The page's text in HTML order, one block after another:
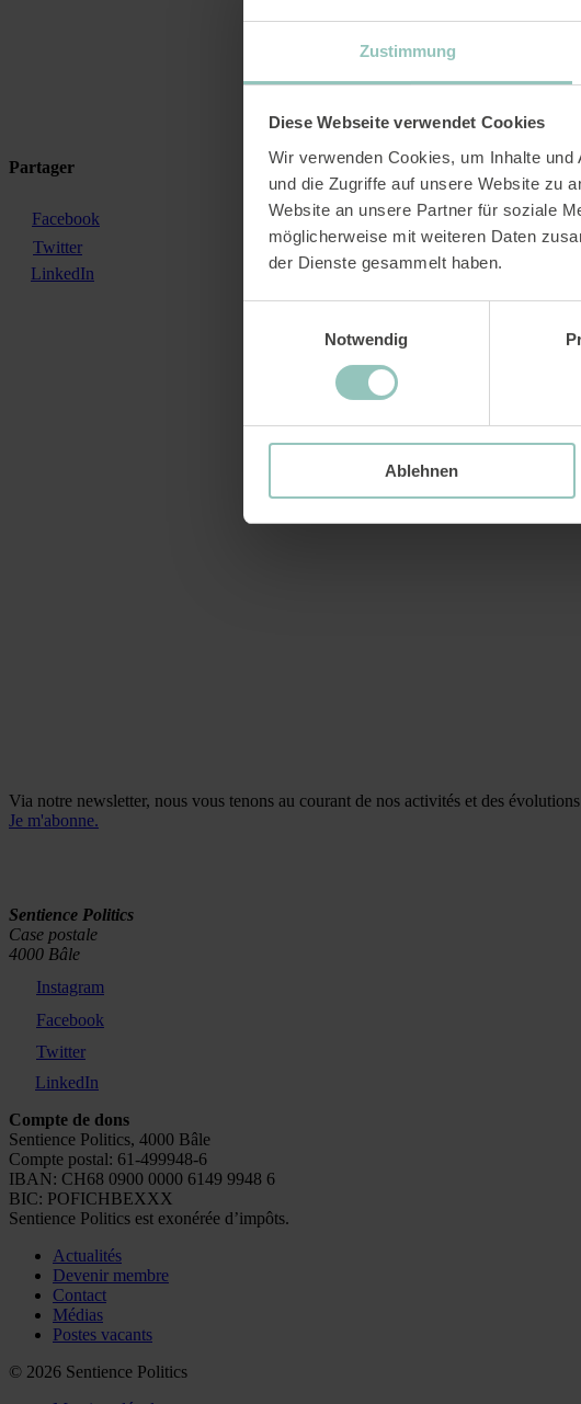
Zustimmung
Diese Webseite verwendet Cookies
Wir verwenden Cookies, um Inhalte
und die Zugriffe auf unsere Website zu
Website an unsere Partner für soziale
möglicherweise mit weiteren Daten
der Dienste gesammelt haben.
Notwendig
Ablehnen
Partager
Facebook
Twitter
LinkedIn
Via notre newsletter, nous vous tenons au courant de nos activités et des
Je m'abonne.
Sentience Politics
Case postale
4000 Bâle
Instagram
Facebook
Twitter
LinkedIn
Compte de dons
Sentience Politics, 4000 Bâle
Compte postal: 61-499948-6
IBAN: CH68 0900 0000 6149 9948 6
BIC: POFICHBEXXX
Sentience Politics est exonérée d’impôts.
Actualités
Devenir membre
Contact
Médias
Postes vacants
© 2026 Sentience Politics